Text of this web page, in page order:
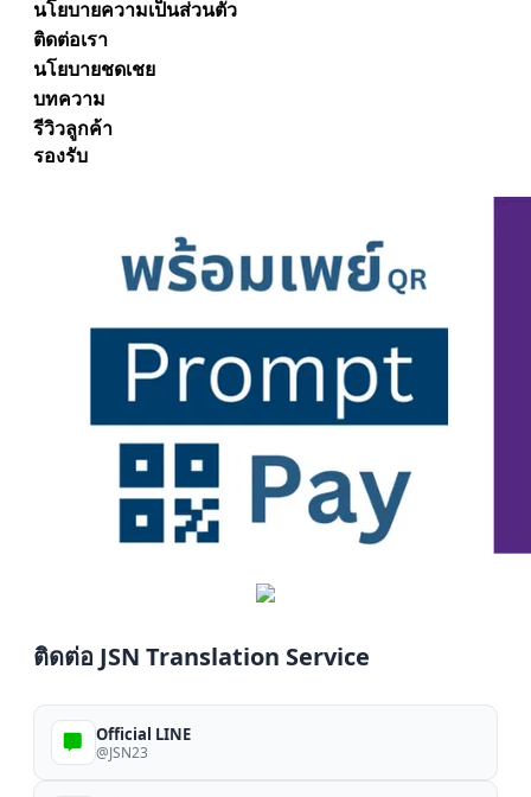
นโยบายความเป็นส่วนตัว
ติดต่อเรา
นโยบายชดเชย
บทความ
รีวิวลูกค้า
รองรับ
ติดต่อ JSN Translation Service
Official LINE
@JSN23